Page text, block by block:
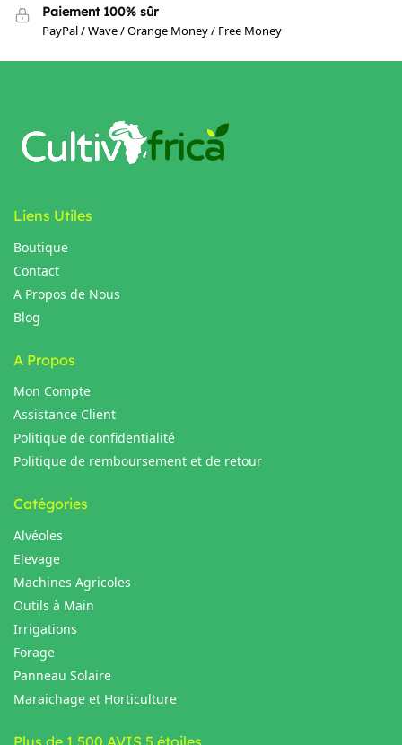
Paiement 100% sûr
PayPal / Wave / Orange Money / Free Money
Liens Utiles
Boutique
Contact
A Propos de Nous
Blog
A Propos
Mon Compte
Assistance Client
Politique de confidentialité
Politique de remboursement et de retour
Catégories
Alvéoles
Elevage
Machines Agricoles
Outils à Main
Irrigations
Forage
Panneau Solaire
Maraichage et Horticulture
Plus de 1 500 AVIS 5 étoiles